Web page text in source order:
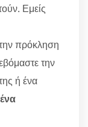
Εμείς
πρόκληση
την
ή ένα